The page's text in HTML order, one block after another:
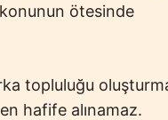
ötesinde
topluluğu
hafife alınamaz.